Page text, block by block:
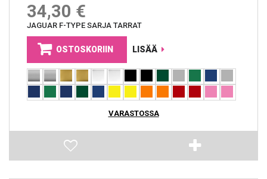
34,30 €
JAGUAR F-TYPE SARJA TARRAT
OSTOSKORIIN LISÄÄ
VARASTOSSA